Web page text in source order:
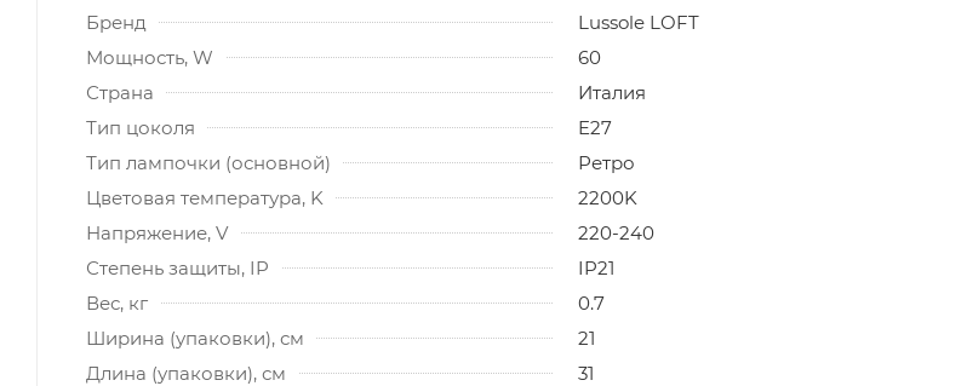
Бренд
Lussole LOFT
Мощность, W
60
Страна
Италия
Тип цоколя
E27
Тип лампочки (основной)
Ретро
Цветовая температура, K
2200K
Напряжение, V
220-240
Степень защиты, IP
IP21
Вес, кг
0.7
Ширина (упаковки), см
21
Длина (упаковки), см
31